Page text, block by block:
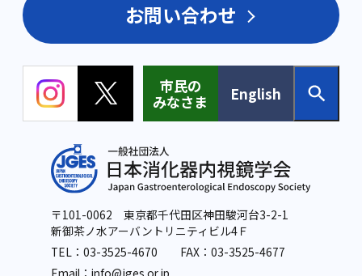
お問い合わせ
市民の
みなさま
English
〒101-0062 東京都千代田区神田駿河台3-2-1
新御茶ノ水アーバントリニティビル4Ｆ
TEL：03-3525-4670 FAX：03-3525-4677
Email：info@jges.or.jp